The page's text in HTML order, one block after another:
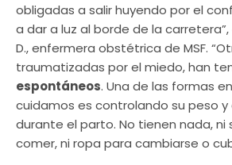
obligadas a salir huyendo por el
a dar a luz al borde de la
D., enfermera obstétrica de MSF.
traumatizadas por el miedo, han
espontáneos. Una de las formas
cuidamos es controlando su peso
durante el parto. No tienen nada, ni
comer, ni ropa para cambiarse o